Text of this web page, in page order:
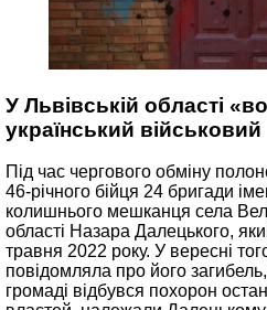
У Львівській області
український військовий
Під час чергового обміну
46-річного бійця 24 бригади
колишнього мешканця села
області Назара Далецького,
травня 2022 року. У вересні
повідомляла про його
громаді відбувся похорон